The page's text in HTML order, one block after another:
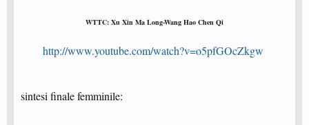
WTTC: Xu Xin Ma Long-Wang Hao Chen Qi
http://www.youtube.com/watch?v=o5pfGOcZkgw
sintesi finale femminile:​